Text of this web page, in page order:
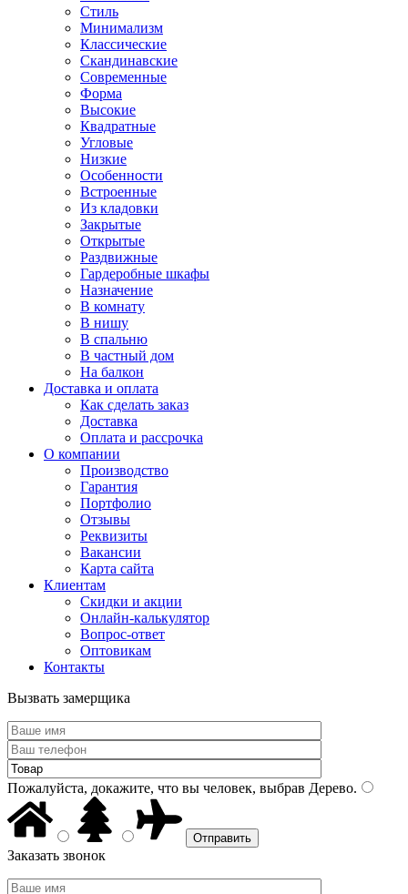
Стиль
Минимализм
Классические
Скандинавские
Современные
Форма
Высокие
Квадратные
Угловые
Низкие
Особенности
Встроенные
Из кладовки
Закрытые
Открытые
Раздвижные
Гардеробные шкафы
Назначение
В комнату
В нишу
В спальню
В частный дом
На балкон
Доставка и оплата
Как сделать заказ
Доставка
Оплата и рассрочка
О компании
Производство
Гарантия
Портфолио
Отзывы
Реквизиты
Вакансии
Карта сайта
Клиентам
Скидки и акции
Онлайн-калькулятор
Вопрос-ответ
Оптовикам
Контакты
Вызвать замерщика
Пожалуйста, докажите, что вы человек, выбрав Дерево.
Заказать звонок